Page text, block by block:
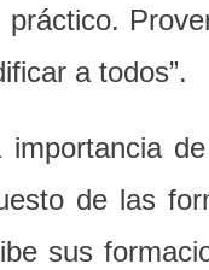
a todos”.
de las
sus